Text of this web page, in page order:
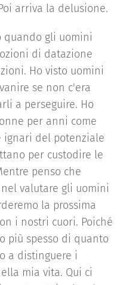
arriva la delusione.
quando gli uomini
di datazione
Ho visto uomini
se non c'era
a perseguire. Ho
per anni come
ignari del potenziale
per custodire le
penso che
valutare gli uomini
la prossima
i nostri cuori. Poiché
più spesso di quanto
a distinguere i
mia vita. Qui ci